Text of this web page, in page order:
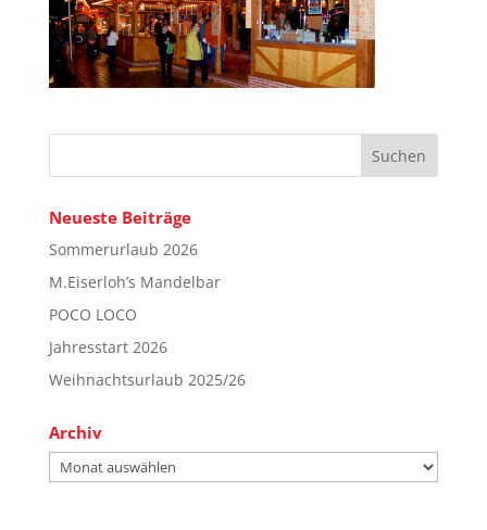
Neueste Beiträge
Sommerurlaub 2026
M.Eiserloh’s Mandelbar
POCO LOCO
Jahresstart 2026
Weihnachtsurlaub 2025/26
Archiv
Archiv